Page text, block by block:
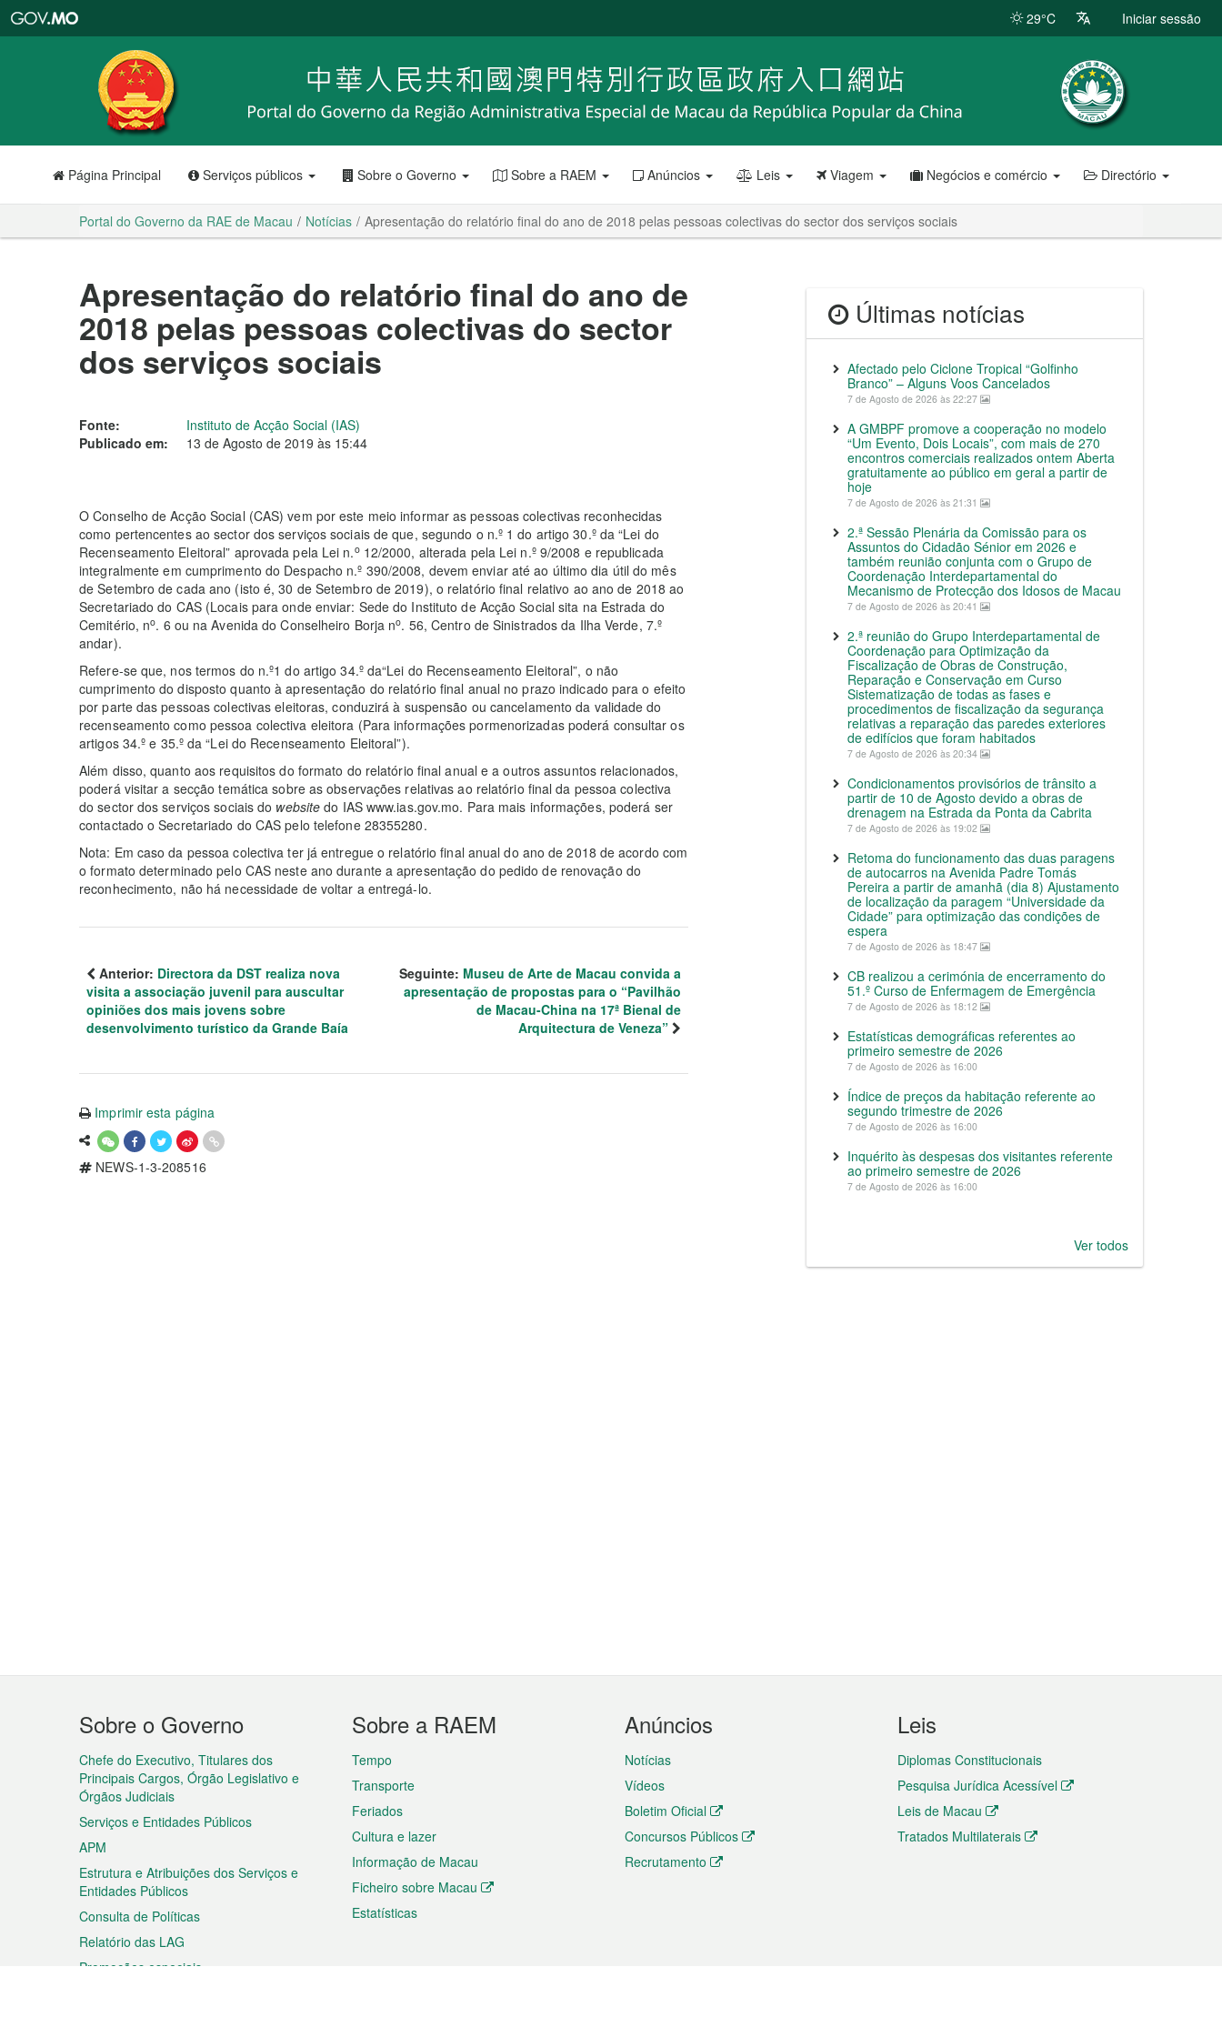
RAE
de
Macau
29°C Iniciar sessão
Página Principal Serviços públicos Sobre o Governo Sobre a RAEM Anúncios Leis Viagem Negócios e comércio Directório
Portal do Governo da RAE de Macau Notícias Apresentação do relatório final do ano de 2018 pelas pessoas colectivas do sector dos serviços sociais
Apresentação do relatório final do ano de
2018 pelas pessoas colectivas do sector
dos serviços sociais
Fonte:
Instituto de Acção Social (IAS)
Publicado em:
13 de Agosto de 2019 às 15:44
O Conselho de Acção Social (CAS) vem por este meio informar as pessoas colectivas reconhecidas
como pertencentes ao sector dos serviços sociais de que, segundo o n.º 1 do artigo 30.º da “Lei do
Recenseamento Eleitoral” aprovada pela Lei n.o12/2000, alterada pela Lei n.º 9/2008 e republicada
integralmente em cumprimento do Despacho n.º 390/2008, devem enviar até ao último dia útil do mês
de Setembro de cada ano (isto é, 30 de Setembro de 2019), o relatório final relativo ao ano de 2018 ao
Secretariado do CAS (Locais para onde enviar: Sede do Instituto de Acção Social sita na Estrada do
Cemitério, no. 6 ou na Avenida do Conselheiro Borja no. 56, Centro de Sinistrados da Ilha Verde, 7.º
andar).
Refere-se que, nos termos do n.º1 do artigo 34.º da“Lei do Recenseamento Eleitoral”, o não
cumprimento do disposto quanto à apresentação do relatório final anual no prazo indicado para o efeito
por parte das pessoas colectivas eleitoras, conduzirá à suspensão ou cancelamento da validade do
recenseamento como pessoa colectiva eleitora (Para informações pormenorizadas poderá consultar os
artigos 34.º e 35.º da “Lei do Recenseamento Eleitoral”).
Além disso, quanto aos requisitos do formato do relatório final anual e a outros assuntos relacionados,
poderá visitar a secção temática sobre as observações relativas ao relatório final da pessoa colectiva
do sector dos serviços sociais do website do IAS www.ias.gov.mo. Para mais informações, poderá ser
contactado o Secretariado do CAS pelo telefone 28355280.
Nota: Em caso da pessoa colectiva ter já entregue o relatório final anual do ano de 2018 de acordo com
o formato determinado pelo CAS neste ano durante a apresentação do pedido de renovação do
reconhecimento, não há necessidade de voltar a entregá-lo.
Anterior: Directora da DST realiza nova
visita a associação juvenil para auscultar
opiniões dos mais jovens sobre
desenvolvimento turístico da Grande Baía
Seguinte: Museu de Arte de Macau convida a
apresentação de propostas para o “Pavilhão
de Macau-China na 17ª Bienal de
Arquitectura de Veneza”
Imprimir esta página
NEWS-1-3-208516
Últimas notícias
Afectado pelo Ciclone Tropical “Golfinho
Branco” – Alguns Voos Cancelados
7 de Agosto de 2026 às 22:27
A GMBPF promove a cooperação no modelo
“Um Evento, Dois Locais”, com mais de 270
encontros comerciais realizados ontem Aberta
gratuitamente ao público em geral a partir de
hoje
7 de Agosto de 2026 às 21:31
2.ª Sessão Plenária da Comissão para os
Assuntos do Cidadão Sénior em 2026 e
também reunião conjunta com o Grupo de
Coordenação Interdepartamental do
Mecanismo de Protecção dos Idosos de Macau
7 de Agosto de 2026 às 20:41
2.ª reunião do Grupo Interdepartamental de
Coordenação para Optimização da
Fiscalização de Obras de Construção,
Reparação e Conservação em Curso
Sistematização de todas as fases e
procedimentos de fiscalização da segurança
relativas a reparação das paredes exteriores
de edifícios que foram habitados
7 de Agosto de 2026 às 20:34
Condicionamentos provisórios de trânsito a
partir de 10 de Agosto devido a obras de
drenagem na Estrada da Ponta da Cabrita
7 de Agosto de 2026 às 19:02
Retoma do funcionamento das duas paragens
de autocarros na Avenida Padre Tomás
Pereira a partir de amanhã (dia 8) Ajustamento
de localização da paragem “Universidade da
Cidade” para optimização das condições de
espera
7 de Agosto de 2026 às 18:47
CB realizou a cerimónia de encerramento do
51.º Curso de Enfermagem de Emergência
7 de Agosto de 2026 às 18:12
Estatísticas demográficas referentes ao
primeiro semestre de 2026
7 de Agosto de 2026 às 16:00
Índice de preços da habitação referente ao
segundo trimestre de 2026
7 de Agosto de 2026 às 16:00
Inquérito às despesas dos visitantes referente
ao primeiro semestre de 2026
7 de Agosto de 2026 às 16:00
Ver todos
Menu
do
rodapé
Sobre o Governo
Chefe do Executivo, Titulares dos
Principais Cargos, Órgão Legislativo e
Órgãos Judiciais
Serviços e Entidades Públicos
APM
Estrutura e Atribuições dos Serviços e
Entidades Públicos
Consulta de Políticas
Relatório das LAG
Promoções especiais
Sobre a RAEM
Tempo
Transporte
Feriados
Cultura e lazer
Informação de Macau
Ficheiro sobre Macau
Estatísticas
Anúncios
Notícias
Vídeos
Boletim Oficial
Concursos Públicos
Recrutamento
Leis
Diplomas Constitucionais
Pesquisa Jurídica Acessível
Leis de Macau
Tratados Multilaterais